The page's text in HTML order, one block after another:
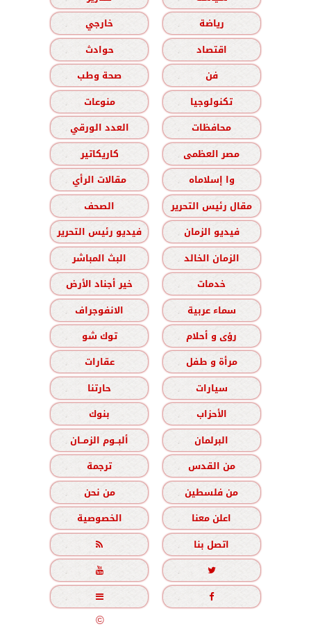
رياضة
خارجي
اقتصاد
حوادث
فن
صحة وطب
تكنولوجيا
منوعات
محافظات
العدد الورقي
مصر العظمى
كاريكاتير
وا إسلاماه
مقالات الرأي
مقال رئيس التحرير
الصحف
فيديو الزمان
فيديو رئيس التحرير
الزمان الخالد
البث المباشر
خدمات
خير أجناد الأرض
سماء عربية
الانفوجراف
رؤى و أحلام
توك شو
مرأة و طفل
عقارات
سيارات
حارتنا
الأحزاب
بنوك
البرلمان
ألبــوم الزمــان
من القدس
ترجمة
من فلسطين
من نحن
اعلن معنا
الخصوصية
اتصل بنا





جميع الحقوق محفوظة©